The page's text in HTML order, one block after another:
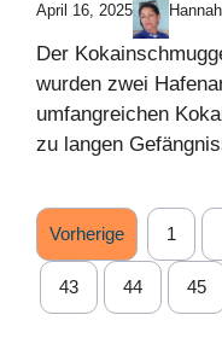
April 16, 2025
Der
wurden zwei
umfangreichen
zu langen
Vorherige 1
43 44 45